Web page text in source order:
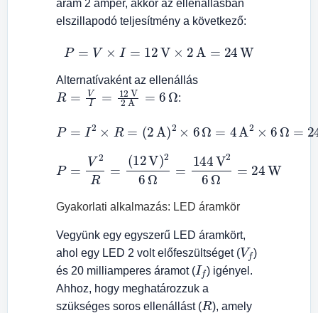
áram 2 amper, akkor az ellenállásban
elszillapodó teljesítmény a következő:
P= V × 12V× 2 A= 24
Alternatívaként az ellenállás
R =12 2A= Ω
:
=I 2×R
2A × =4 A 2× Ω =24
W
P=V2R
12V Ω =144 Ω=24W
Gyakorlati alkalmazás: LED áramkör
Vegyünk egy egyszerű LED áramkört,
ahol egy LED 2 volt előfeszültséget (
Vf
)
és 20 milliamperes áramot (
If
) igényel.
Ahhoz, hogy meghatározzuk a
szükséges soros ellenállást (
R
), amely